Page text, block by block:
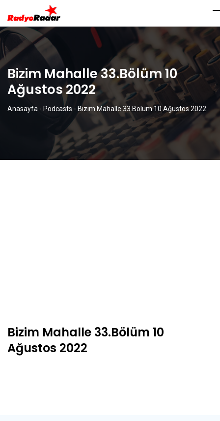
Bizim Mahalle 33.Bölüm 10
Ağustos 2022
Anasayfa - Podcasts - Bizim Mahalle 33.Bölüm 10 Ağustos 2022
Bizim Mahalle 33.Bölüm 10
Ağustos 2022